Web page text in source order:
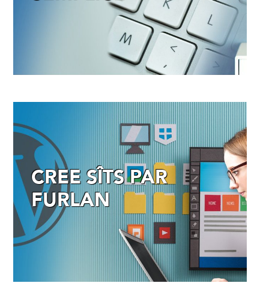
CREE SÎTS PAR
FURLAN